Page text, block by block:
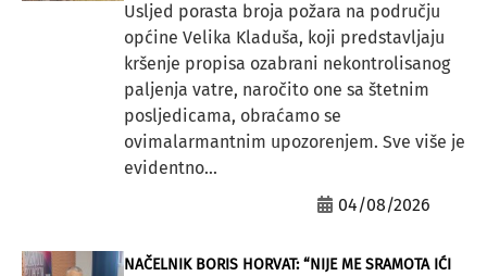
Usljed porasta broja požara na području
općine Velika Kladuša, koji predstavljaju
kršenje propisa ozabrani nekontrolisanog
paljenja vatre, naročito one sa štetnim
posljedicama, obraćamo se
ovimalarmantnim upozorenjem. Sve više je
evidentno...
04/08/2026
NAČELNIK BORIS HORVAT: “NIJE ME SRAMOTA IĆI